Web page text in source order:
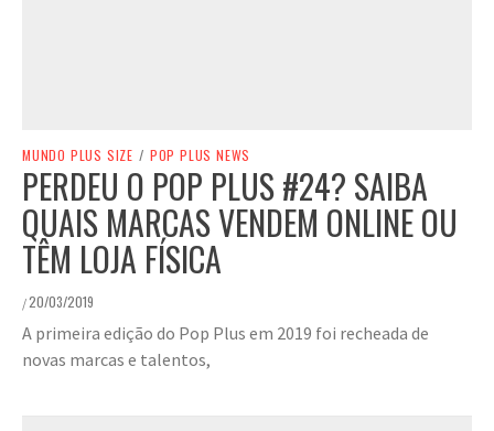
MUNDO PLUS SIZE / POP PLUS NEWS
PERDEU O POP PLUS #24? SAIBA
QUAIS MARCAS VENDEM ONLINE OU
TÊM LOJA FÍSICA
/20/03/2019
A primeira edição do Pop Plus em 2019 foi recheada de
novas marcas e talentos,